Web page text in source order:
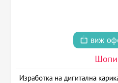
виж
Изработка на дигитална